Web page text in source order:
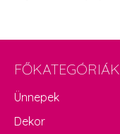
FŐKATEGÓRIÁK
Ünnepek
Dekor